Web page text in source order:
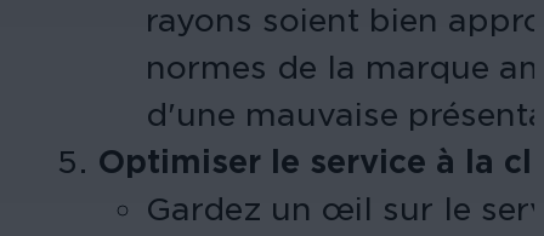
rayons soient bien
normes de la marque
d'une mauvaise
Optimiser le service à la
Gardez un œil sur le